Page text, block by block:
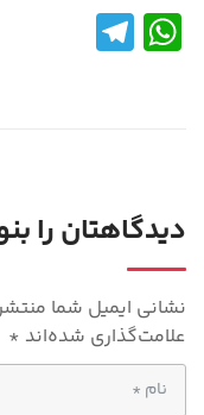
W
h
p
p
دیدگاهتان را
نشانی ایمیل شما
علامت‌گذاری شده‌اند *